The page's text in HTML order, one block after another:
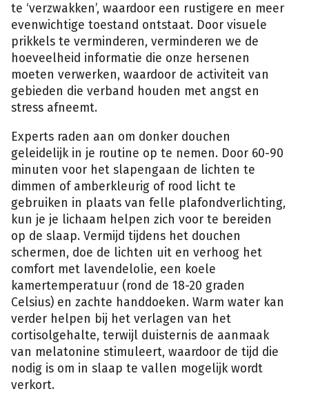
te ‘verzwakken’, waardoor een rustigere en meer
evenwichtige toestand ontstaat. Door visuele
prikkels te verminderen, verminderen we de
hoeveelheid informatie die onze hersenen
moeten verwerken, waardoor de activiteit van
gebieden die verband houden met angst en
stress afneemt.
Experts raden aan om donker douchen
geleidelijk in je routine op te nemen. Door 60-90
minuten voor het slapengaan de lichten te
dimmen of amberkleurig of rood licht te
gebruiken in plaats van felle plafondverlichting,
kun je je lichaam helpen zich voor te bereiden
op de slaap. Vermijd tijdens het douchen
schermen, doe de lichten uit en verhoog het
comfort met lavendelolie, een koele
kamertemperatuur (rond de 18-20 graden
Celsius) en zachte handdoeken. Warm water kan
verder helpen bij het verlagen van het
cortisolgehalte, terwijl duisternis de aanmaak
van melatonine stimuleert, waardoor de tijd die
nodig is om in slaap te vallen mogelijk wordt
verkort.